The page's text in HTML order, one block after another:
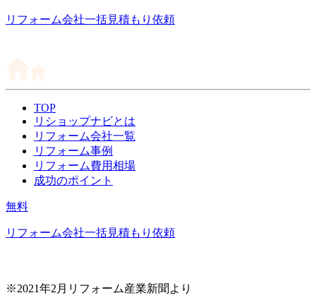
リフォーム会社一括見積もり依頼
TOP
リショップナビとは
リフォーム会社一覧
リフォーム事例
リフォーム費用相場
成功のポイント
無料
リフォーム会社一括見積もり依頼
※2021年2月リフォーム産業新聞より